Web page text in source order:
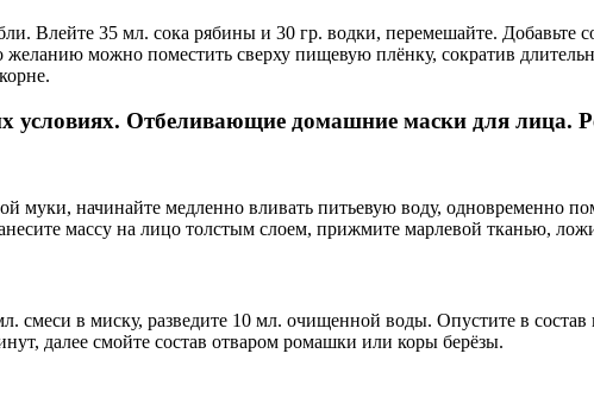
Влейте 35 мл. сока рябины и 30 гр. водки, перемешайте. Добавьте
можно поместить сверху пищевую плёнку, сократив
условиях. Отбеливающие домашние маски для лица.
начинайте медленно вливать питьевую воду, одновременно
массу на лицо толстым слоем, прижмите марлевой тканью,
смеси в миску, разведите 10 мл. очищенной воды. Опустите в
далее смойте состав отваром ромашки или коры берёзы.